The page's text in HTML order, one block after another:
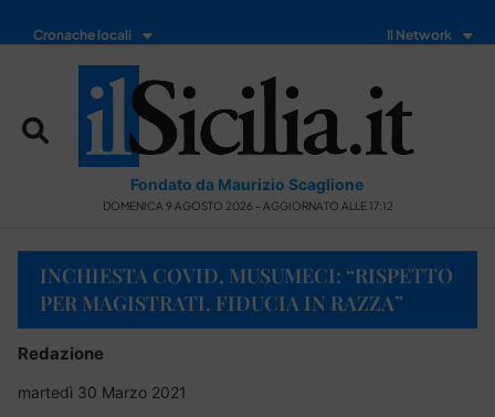
Cronache locali Il Network
Fondato da Maurizio Scaglione
DOMENICA 9 AGOSTO 2026 - AGGIORNATO ALLE 17:12
INCHIESTA COVID, MUSUMECI: “RISPETTO
PER MAGISTRATI. FIDUCIA IN RAZZA”
Redazione
martedì 30 Marzo 2021